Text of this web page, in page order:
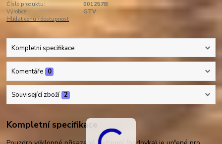
Číslo produktu:
001257B
Výrobce:
GTV
Hlídat cenu / dostupnost
Kompletní specifikace
Komentáře 0
Související zboží 2
Kompletní specifikace